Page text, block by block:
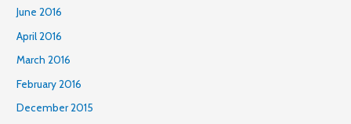
June 2016
April 2016
March 2016
February 2016
December 2015